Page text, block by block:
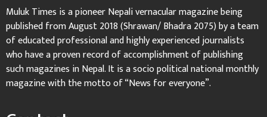
Muluk Times is a pioneer Nepali vernacular magazine being
published from August 2018 (Shrawan/ Bhadra 2075) by a team
of educated professional and highly experienced journalists
who have a proven record of accomplishment of publishing
such magazines in Nepal. It is a socio political national monthly
magazine with the motto of “News for everyone”.